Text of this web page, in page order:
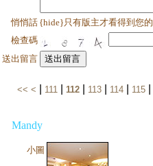
悄悄話 {hide}只有版主才看得到您
檢查碼
送出留言
<< < 111 112 113 114 115
Mandy
小圖